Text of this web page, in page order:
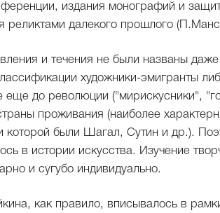
издания монографий и
реликтами далекого прошлого
и течения не были названы
художники-эмигранты
еще до революции ("мирискусники",
проживания (наиболее
которой были Шагал, Сутин и др.).
в истории искусства. Изучение
и сугубо индивидуально.
как правило, вписывалось в